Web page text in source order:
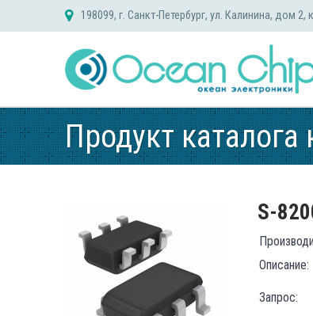
198099, г. Санкт-Петербург, ул. Калинина, дом 2,
Продукт
S-
Описание:
Запрос: